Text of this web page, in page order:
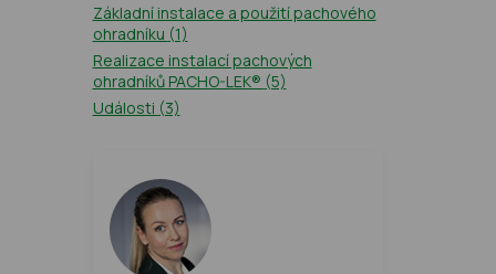
Základní instalace a použití pachového
ohradníku (1)
Realizace instalací pachových
ohradníků PACHO-LEK® (5)
Události (3)